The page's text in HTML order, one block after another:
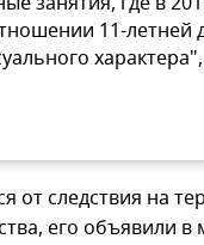
11-летней
от следствия на
его объявили